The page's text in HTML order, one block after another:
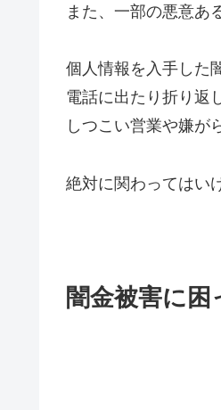
また、一部の悪意あ
個人情報を入手した
電話に出たり折り返
しつこい営業や嫌が
絶対に関わってはい
闇金被害に困